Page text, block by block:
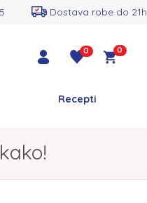
Dostava robe do 21h
0 0
Recepti